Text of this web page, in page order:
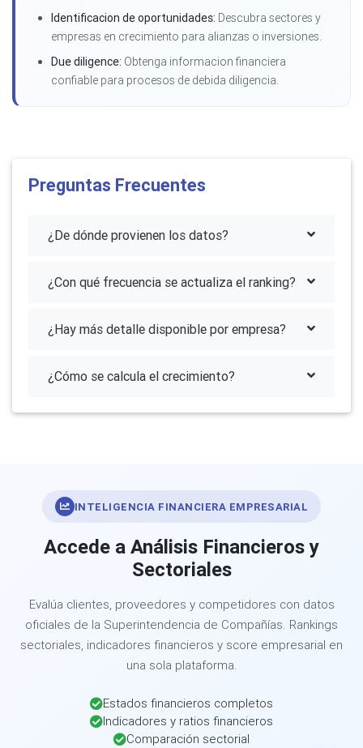
Identificacion de oportunidades: Descubra sectores y
empresas en crecimiento para alianzas o inversiones.
Due diligence: Obtenga informacion financiera
confiable para procesos de debida diligencia.
Preguntas Frecuentes
¿De dónde provienen los datos?
¿Con qué frecuencia se actualiza el ranking?
¿Hay más detalle disponible por empresa?
¿Cómo se calcula el crecimiento?
INTELIGENCIA FINANCIERA EMPRESARIAL
Accede a Análisis Financieros y
Sectoriales
Evalúa clientes, proveedores y competidores con datos
oficiales de la Superintendencia de Compañías. Rankings
sectoriales, indicadores financieros y score empresarial en
una sola plataforma.
Estados financieros completos
Indicadores y ratios financieros
Comparación sectorial